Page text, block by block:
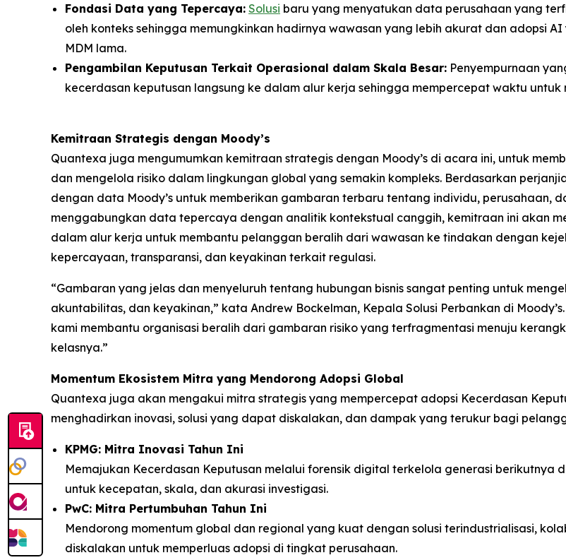
Fondasi Data yang Tepercaya: Solusi baru yang menyatukan data perusahaan yang
oleh konteks sehingga memungkinkan hadirnya wawasan yang lebih akurat dan adopsi
MDM lama.
Pengambilan Keputusan Terkait Operasional dalam Skala Besar: Penyempurnaan
kecerdasan keputusan langsung ke dalam alur kerja sehingga mempercepat waktu
Kemitraan Strategis dengan Moody’s
Quantexa juga mengumumkan kemitraan strategis dengan Moody’s di acara ini, untuk
dan mengelola risiko dalam lingkungan global yang semakin kompleks. Berdasarkan
dengan data Moody’s untuk memberikan gambaran terbaru tentang individu, perusahaan,
menggabungkan data tepercaya dengan analitik kontekstual canggih, kemitraan ini akan
dalam alur kerja untuk membantu pelanggan beralih dari wawasan ke tindakan dengan
kepercayaan, transparansi, dan keyakinan terkait regulasi.
“Gambaran yang jelas dan menyeluruh tentang hubungan bisnis sangat penting untuk
akuntabilitas, dan keyakinan,” kata Andrew Bockelman, Kepala Solusi Perbankan di
kami membantu organisasi beralih dari gambaran risiko yang terfragmentasi menuju
kelasnya.”
Momentum Ekosistem Mitra yang Mendorong Adopsi Global
Quantexa juga akan mengakui mitra strategis yang mempercepat adopsi Kecerdasan
menghadirkan inovasi, solusi yang dapat diskalakan, dan dampak yang terukur bagi
KPMG: Mitra Inovasi Tahun Ini
Memajukan Kecerdasan Keputusan melalui forensik digital terkelola generasi
untuk kecepatan, skala, dan akurasi investigasi.
PwC: Mitra Pertumbuhan Tahun Ini
Mendorong momentum global dan regional yang kuat dengan solusi terindustrialisasi,
diskalakan untuk memperluas adopsi di tingkat perusahaan.